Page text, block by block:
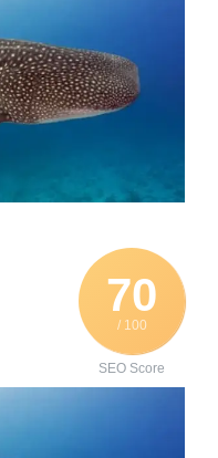
70
/ 100
SEO Score